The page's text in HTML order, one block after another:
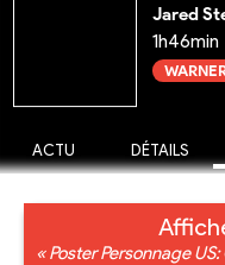
Jared
1h46min
ACTU DÉTAILS
« Poster Personnage